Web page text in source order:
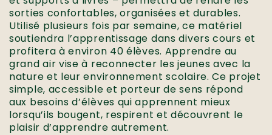
sorties confortables, organisées et durables.
Utilisé plusieurs fois par semaine, ce matériel
soutiendra l’apprentissage dans divers cours et
profitera à environ 40 élèves. Apprendre au
grand air vise à reconnecter les jeunes avec la
nature et leur environnement scolaire. Ce projet
simple, accessible et porteur de sens répond
aux besoins d’élèves qui apprennent mieux
lorsqu’ils bougent, respirent et découvrent le
plaisir d’apprendre autrement.